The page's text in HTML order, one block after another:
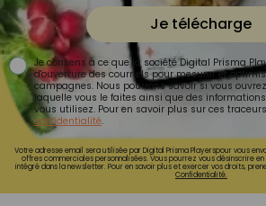
Je télécharge
Je consens à ce que la société Digital Prisma
d'ouverture des courriels pour mesurer et
campagnes. Nous pourrons savoir si vous
laquelle vous le faites ainsi que des
vous utilisez. Pour en savoir plus sur ces
confidentialité.
Votre adresse email sera utilisée par Digital Prisma Playerspour vous
offres commerciales personnalisées. Vous pourrez vous désinscrire
intégré dans la newsletter. Pour en savoir plus et exercer vos droits,
Confidentialité.